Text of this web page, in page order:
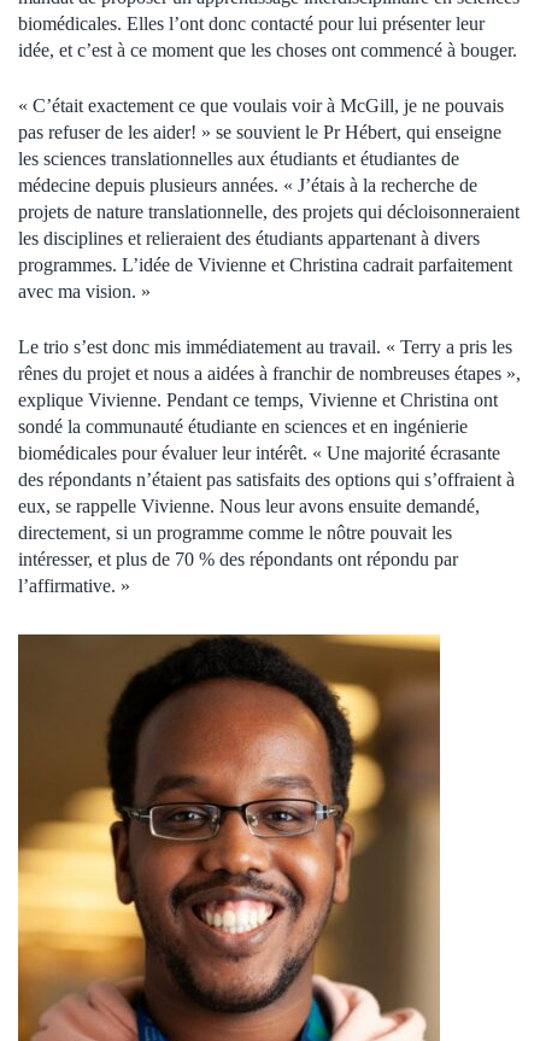
biomédicales. Elles l’ont donc contacté pour lui présenter leur
idée, et c’est à ce moment que les choses ont commencé à bouger.
« C’était exactement ce que voulais voir à McGill, je ne pouvais
pas refuser de les aider! » se souvient le Pr Hébert, qui enseigne
les sciences translationnelles aux étudiants et étudiantes de
médecine depuis plusieurs années. « J’étais à la recherche de
projets de nature translationnelle, des projets qui décloisonneraient
les disciplines et relieraient des étudiants appartenant à divers
programmes. L’idée de Vivienne et Christina cadrait parfaitement
avec ma vision. »
Le trio s’est donc mis immédiatement au travail. « Terry a pris les
rênes du projet et nous a aidées à franchir de nombreuses étapes »,
explique Vivienne. Pendant ce temps, Vivienne et Christina ont
sondé la communauté étudiante en sciences et en ingénierie
biomédicales pour évaluer leur intérêt. « Une majorité écrasante
des répondants n’étaient pas satisfaits des options qui s’offraient à
eux, se rappelle Vivienne. Nous leur avons ensuite demandé,
directement, si un programme comme le nôtre pouvait les
intéresser, et plus de 70 % des répondants ont répondu par
l’affirmative. »